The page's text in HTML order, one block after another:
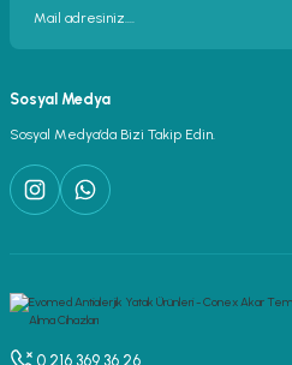
Sosyal Medya
Sosyal Medya’da Bizi Takip Edin.
0 216 369 36 26